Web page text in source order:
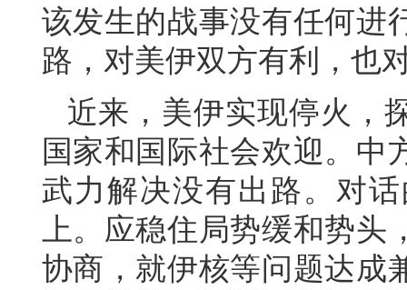
该发生的战事没有任何进
路，对美伊双方有利，也
近来，美伊实现停火，
国家和国际社会欢迎。中
武力解决没有出路。对
上。应稳住局势缓和势
协商，就伊核等问题达成